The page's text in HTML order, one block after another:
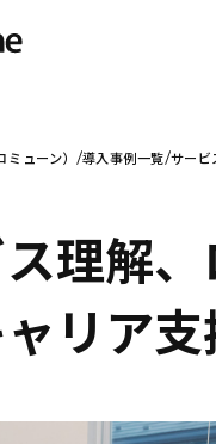
ューン） 導入事例一覧 サービ
理解
リア